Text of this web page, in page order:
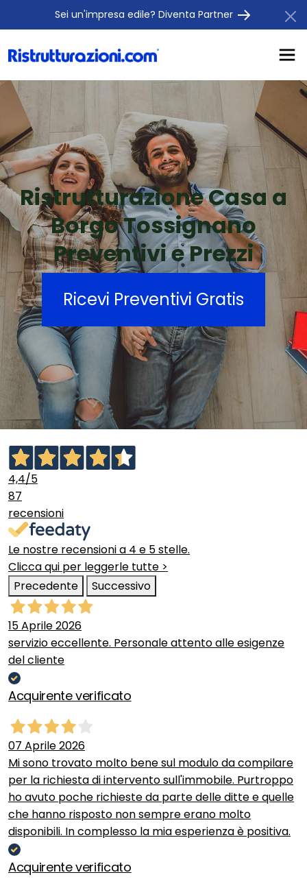
Sei un'impresa edile? Diventa Partner
Ristrutturazione Casa a
Borgo Tossignano
Preventivi e Prezzi
Ricevi Preventivi Gratis
4,4/5
87
recensioni
Le nostre recensioni a 4 e 5 stelle.
Clicca qui per leggerle tutte >
Precedente
Successivo
15 Aprile 2026
servizio eccellente. Personale attento alle esigenze
del cliente
Acquirente verificato
07 Aprile 2026
Mi sono trovato molto bene sul modulo da compilare
per la richiesta di intervento sull'immobile. Purtroppo
ho avuto poche richieste da parte delle ditte e quelle
che hanno risposto non sempre erano molto
disponibili. In complesso la mia esperienza è positiva.
Acquirente verificato